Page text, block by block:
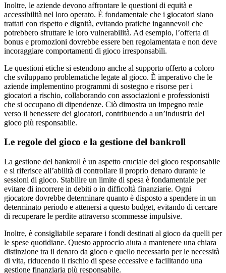
Inoltre, le aziende devono affrontare le questioni di equità e
accessibilità nel loro operato. È fondamentale che i giocatori siano
trattati con rispetto e dignità, evitando pratiche ingannevoli che
potrebbero sfruttare le loro vulnerabilità. Ad esempio, l’offerta di
bonus e promozioni dovrebbe essere ben regolamentata e non deve
incoraggiare comportamenti di gioco irresponsabili.
Le questioni etiche si estendono anche al supporto offerto a coloro
che sviluppano problematiche legate al gioco. È imperativo che le
aziende implementino programmi di sostegno e risorse per i
giocatori a rischio, collaborando con associazioni e professionisti
che si occupano di dipendenze. Ciò dimostra un impegno reale
verso il benessere dei giocatori, contribuendo a un’industria del
gioco più responsabile.
Le regole del gioco e la gestione del bankroll
La gestione del bankroll è un aspetto cruciale del gioco responsabile
e si riferisce all’abilità di controllare il proprio denaro durante le
sessioni di gioco. Stabilire un limite di spesa è fondamentale per
evitare di incorrere in debiti o in difficoltà finanziarie. Ogni
giocatore dovrebbe determinare quanto è disposto a spendere in un
determinato periodo e attenersi a questo budget, evitando di cercare
di recuperare le perdite attraverso scommesse impulsive.
Inoltre, è consigliabile separare i fondi destinati al gioco da quelli per
le spese quotidiane. Questo approccio aiuta a mantenere una chiara
distinzione tra il denaro da gioco e quello necessario per le necessità
di vita, riducendo il rischio di spese eccessive e facilitando una
gestione finanziaria più responsabile.